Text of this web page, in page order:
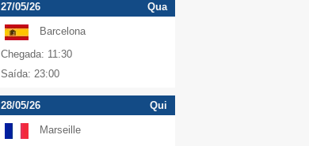
27/05/26 Qua
Barcelona
Chegada: 11:30
Saída: 23:00
28/05/26 Qui
Marseille